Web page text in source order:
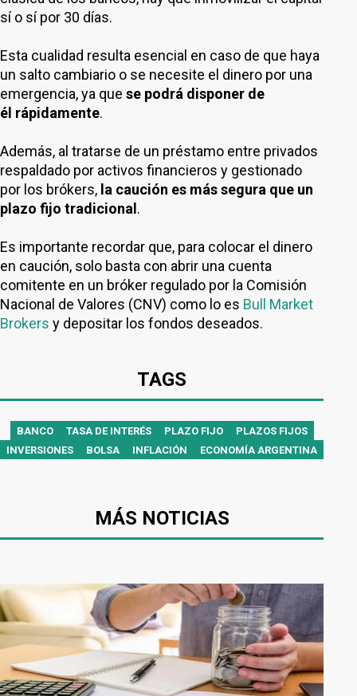
sí o sí por 30 días.
Esta cualidad resulta esencial en caso de que haya
un salto cambiario o se necesite el dinero por una
emergencia, ya que se podrá disponer de
él rápidamente.
Además, al tratarse de un préstamo entre privados
respaldado por activos financieros y gestionado
por los brókers, la caución es más segura que un
plazo fijo tradicional .
Es importante recordar que, para colocar el dinero
en caución, solo basta con abrir una cuenta
comitente en un bróker regulado por la Comisión
Nacional de Valores (CNV) como lo es Bull Market
Brokers y depositar los fondos deseados.
TAGS
BANCO TASA DE INTERÉS PLAZO FIJO
PLAZOS FIJOS
INVERSIONES
BOLSA INFLACIÓN ECONOMÍA ARGENTINA
MÁS NOTICIAS